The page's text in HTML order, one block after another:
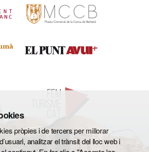
pròpies i de tercers per millorar
analitzar el trànsit del lloc web i